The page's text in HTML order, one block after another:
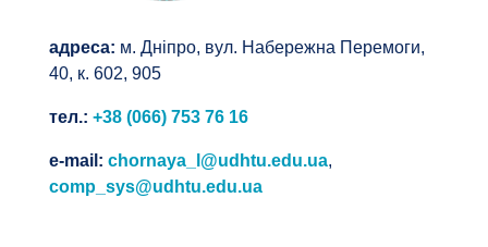
адреса: м. Дніпро, вул. Набережна Перемоги,
40, к. 602, 905
тел.: +38 (066) 753 76 16
e-mail: chornaya_l@udhtu.edu.ua,
comp_sys@udhtu.edu.ua